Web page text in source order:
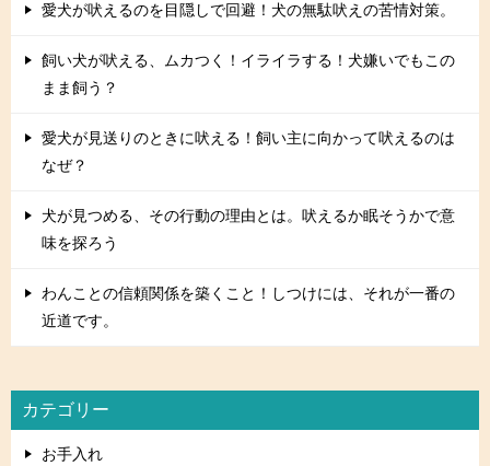
愛犬が吠えるのを目隠しで回避！犬の無駄吠えの苦情対策。
飼い犬が吠える、ムカつく！イライラする！犬嫌いでもこの
まま飼う？
愛犬が見送りのときに吠える！飼い主に向かって吠えるのは
なぜ？
犬が見つめる、その行動の理由とは。吠えるか眠そうかで意
味を探ろう
わんことの信頼関係を築くこと！しつけには、それが一番の
近道です。
カテゴリー
お手入れ